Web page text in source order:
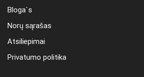
Bloga`s
Norų sąrašas
Atsiliepimai
Privatumo politika